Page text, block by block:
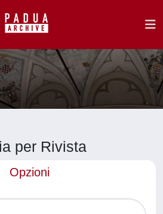
per Rivista
Opzioni